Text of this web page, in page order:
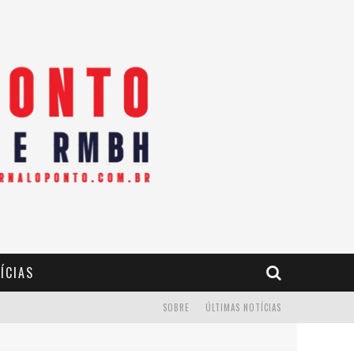
ÚLTIMAS NOTÍCIAS
SOBRE